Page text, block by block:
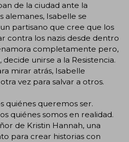
de la ciudad ante la
alemanes, Isabelle se
partisano que cree que los
contra los nazis desde dentro
completamente pero,
unirse a la Resistencia.
mirar atrás, Isabelle
vez para salvar a otros.
quiénes queremos ser.
quiénes somos en realidad.
de Kristin Hannah, una
para crear historias con